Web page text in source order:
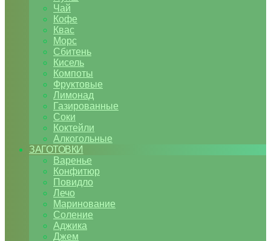
Чай
Кофе
Квас
Морс
Сбитень
Кисель
Компоты
Фруктовые
Лимонад
Газированные
Соки
Коктейли
Алкогольные
ЗАГОТОВКИ
Варенье
Конфитюр
Повидло
Лечо
Маринование
Соление
Аджика
Джем